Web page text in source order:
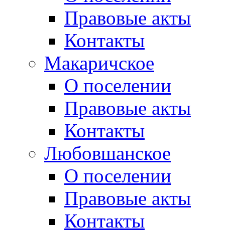
Правовые акты
Контакты
Макаричское
О поселении
Правовые акты
Контакты
Любовшанское
О поселении
Правовые акты
Контакты